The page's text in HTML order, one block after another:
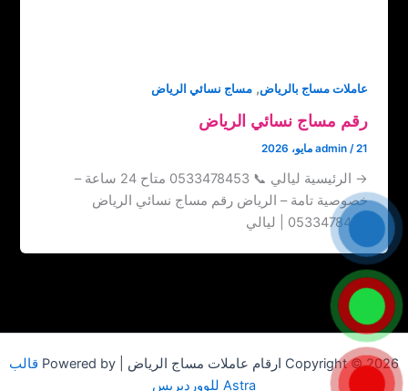
عاملات مساج بالرياض,مساج نسائي الرياض
رقم مساج نسائي الرياض
admin /21 مايو، 2026
→ الرئيسية ليالي 📞 0533478453 متاح 24 ساعة –
خصوصية تامة – الرياض رقم مساج نسائي الرياض
0533478453 | ليالي
Copyright © 2026 ارقام عاملات مساج الرياض | Powered by
قالب
Astra للووردبريس